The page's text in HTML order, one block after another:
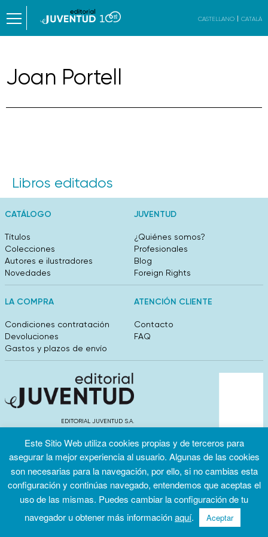
CASTELLANO CATALÀ
Joan Portell
Libros editados
CATÁLOGO
Títulos
Colecciones
Autores e ilustradores
Novedades
JUVENTUD
¿Quiénes somos?
Profesionales
Blog
Foreign Rights
LA COMPRA
Condiciones contratación
Devoluciones
Gastos y plazos de envío
ATENCIÓN CLIENTE
Contacto
FAQ
EDITORIAL JUVENTUD S.A.
info@editorialjuventud.es
Condiciones
Política de
privacidad
Política de
Este Sitio Web utiliza cookies propias y de terceros para
asegurar la mejor experiencia al usuario. Algunas de las cookies
son necesarias para la navegación, por ello, si no cambias esta
configuración y continúas navegado, entendemos que aceptas el
uso de las mismas. Puedes cambiar la configuración de tu
navegador u obtener más informaciónaquí. Aceptar